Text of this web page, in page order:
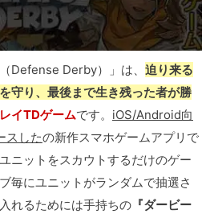
Defense Derby）」は、 迫り来る
守り、最後まで生き残った者が勝
イTDゲームです。 iOS/Android向
スしたの新作スマホゲームアプリで
ニットをスカウトするだけのゲー
毎にユニットがランダムで抽選さ
れるためには手持ちの 『ダービー